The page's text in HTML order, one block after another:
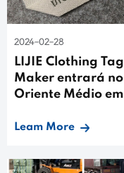
2024-02-28
LIJIE Clothing Tag
Maker entrará no
Oriente Médio em
Leam More